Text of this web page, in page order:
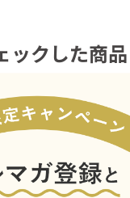
ックした商品
Japan >Umai KAKI